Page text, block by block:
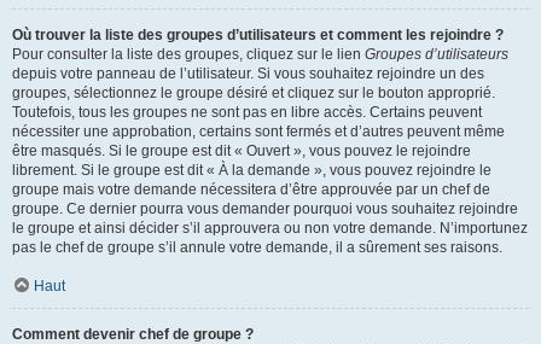
Où trouver la liste des groupes d’utilisateurs et comment les rejoindre ?
Pour consulter la liste des groupes, cliquez sur le lien Groupes d’utilisateurs
depuis votre panneau de l’utilisateur. Si vous souhaitez rejoindre un des
groupes, sélectionnez le groupe désiré et cliquez sur le bouton approprié.
Toutefois, tous les groupes ne sont pas en libre accès. Certains peuvent
nécessiter une approbation, certains sont fermés et d’autres peuvent même
être masqués. Si le groupe est dit « Ouvert », vous pouvez le rejoindre
librement. Si le groupe est dit « À la demande », vous pouvez rejoindre le
groupe mais votre demande nécessitera d’être approuvée par un chef de
groupe. Ce dernier pourra vous demander pourquoi vous souhaitez rejoindre
le groupe et ainsi décider s’il approuvera ou non votre demande. N’importunez
pas le chef de groupe s’il annule votre demande, il a sûrement ses raisons.
Haut
Comment devenir chef de groupe ?